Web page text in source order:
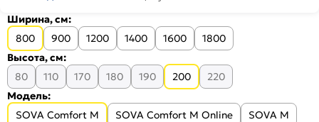
Ширина, см:
800
900 1200 1400 1600
1800
Высота, см:
80
110 170 180 190 200
220
Модель:
SOVA Comfort M
SOVA Comfort M Online
SOVA M